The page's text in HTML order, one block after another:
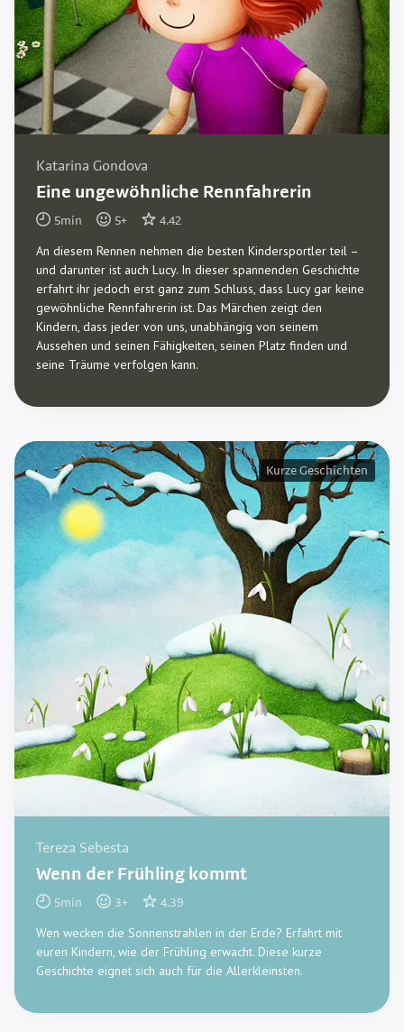
Katarina Gondova
Eine ungewöhnliche Rennfahrerin
5min 5+ 4.42
An diesem Rennen nehmen die besten Kindersportler teil –
und darunter ist auch Lucy. In dieser spannenden Geschichte
erfahrt ihr jedoch erst ganz zum Schluss, dass Lucy gar keine
gewöhnliche Rennfahrerin ist. Das Märchen zeigt den
Kindern, dass jeder von uns, unabhängig von seinem
Aussehen und seinen Fähigkeiten, seinen Platz finden und
seine Träume verfolgen kann.
Tereza Sebesta
Wenn der Frühling kommt
5min 3+ 4.39
Wen wecken die Sonnenstrahlen in der Erde? Erfahrt mit
euren Kindern, wie der Frühling erwacht. Diese kurze
Geschichte eignet sich auch für die Allerkleinsten.
Kurze Geschichten